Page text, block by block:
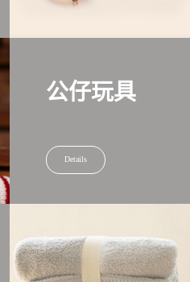
公仔玩具
Details